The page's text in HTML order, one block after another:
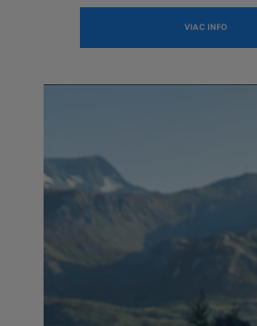
VIAC INFO